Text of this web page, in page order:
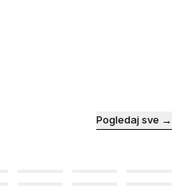
Pogledaj sve →